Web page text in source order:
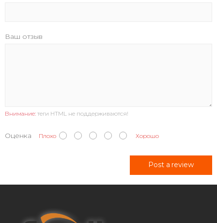
Ваш отзыв
Внимание: теги HTML не поддерживаются!
Оценка Плохо Хорошо
Post a review